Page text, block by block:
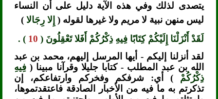
يتصدى لذلك وفي هذه الآية دليل على أن النساء
ليس منهن نبية لا مريم ولا غيرها لقوله (إِلا رِجَالا )
لَقَدْ أَنْزَلْنَا إِلَيْكُمْ كِتَابًا فِيهِ ذِكْرُكُمْ أَفَلا تَعْقِلُونَ (10
) .
لقد أنزلنا إليكم - أيها المرسل إليهم، محمد بن عبد
الله بن عبد المطلب - كتابا جليلا وقرآنا مبينا (فِيهِ
ذِكْرُكُمْ ) أي: شرفكم وفخركم وارتفاعكم، إن
تذكرتم به ما فيه من الأخبار الصادقة فاعتقدتموها،